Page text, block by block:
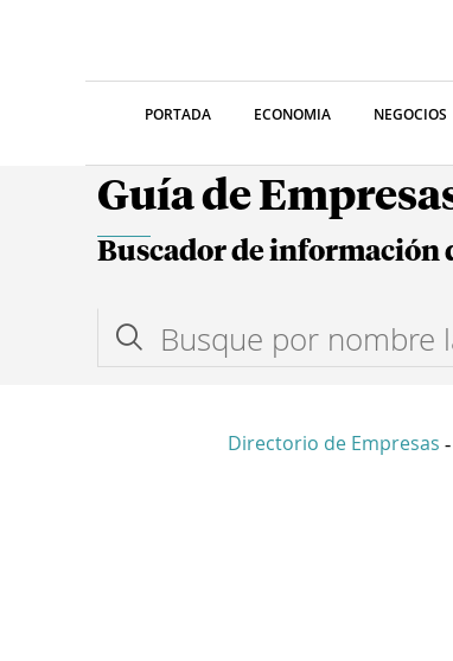
PORTADA ECONOMIA NEGOCIOS
Guía de
Buscador de información
Directorio de Empresas -